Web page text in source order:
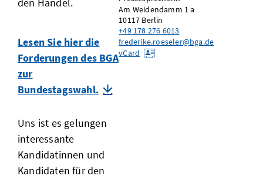
Lesen Sie hier die
Forderungen des BGA
zur
Bundestagswahl.
Uns ist es gelungen
interessante
Kandidatinnen und
Kandidaten für den
Am Weidendamm 1 a
10117 Berlin
+49 178 276 6013
frederike.roeseler@bga.de
vCard